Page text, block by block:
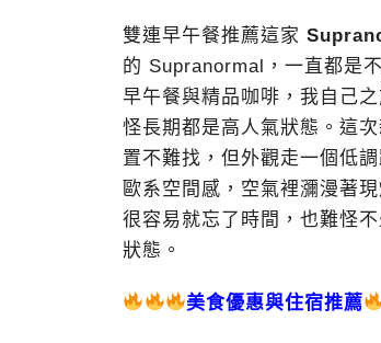
雙連早午餐推薦這家
的 Supranormal，一直都是
早午餐與精品咖啡，我自己
怪長期都是高人氣狀態。這
置不難找，但外觀走一個低
歐系空間感，空氣裡瀰漫著
很容易就忘了時間，也難怪
狀態。
美食優惠與住宿推薦